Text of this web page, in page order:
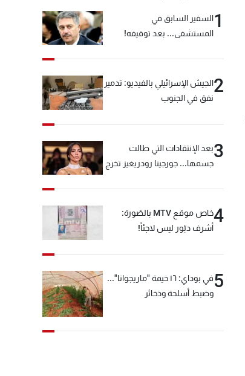
1السفير السابق في
المستشفى... بعد توقيفه!
2الجيش الإسرائيلي بالفيديو: تدمير
نفق في الجنوب
3بعد الإنتقادات التي طالت
جسمها... جورجينا رودريغيز تخرج
4
خاص موقع MTV بالصّورة:
أشرف دبّور ليس لاجئاً!
5
في بوداي: ١٦ خيمة "ماريجوانا"...
وضبط أسلحة وذخائر